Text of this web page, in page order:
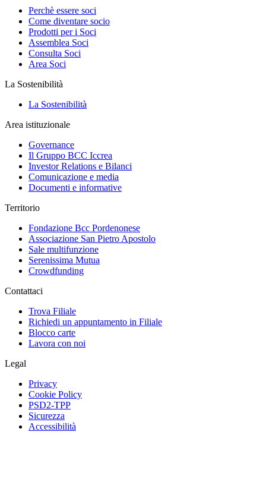
Perchè essere soci
Come diventare socio
Prodotti per i Soci
Assemblea Soci
Consulta Soci
Area Soci
La Sostenibilità
La Sostenibilità
Area istituzionale
Governance
Il Gruppo BCC Iccrea
Investor Relations e Bilanci
Comunicazione e media
Documenti e informative
Territorio
Fondazione Bcc Pordenonese
Associazione San Pietro Apostolo
Sale multifunzione
Serenissima Mutua
Crowdfunding
Contattaci
Trova Filiale
Richiedi un appuntamento in Filiale
Blocco carte
Lavora con noi
Legal
Privacy
Cookie Policy
PSD2-TPP
Sicurezza
Accessibilità